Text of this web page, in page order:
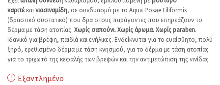
καριτέκαινιασιναμίδη, σε συνδυασμό με το Aqua Posae Filiformis
(δραστικό συστατικό) που δρα στους παράγοντες που επηρεάζουν το
δέρμα με τάση ατοπίας. Χωρίς σαπούνι. Χωρίς άρωμα. Χωρίς paraben.
Ιδανικό για βρέφη, παιδιά και ενήλικες. Ενδείκνυται για το ευαίσθητο, πολύ
ξηρό, ερεθισμένο δέρμα με τάση κνησμού, για το δέρμα με τάση ατοπίας
για το τριχωτό της κεφαλής των βρεφών και την αντιμετώπιση της νινίδας
Εξαντλημένο